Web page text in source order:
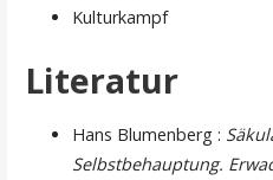
Kulturkampf
Literatur
Hans Blumenberg :
Selbstbehauptung.